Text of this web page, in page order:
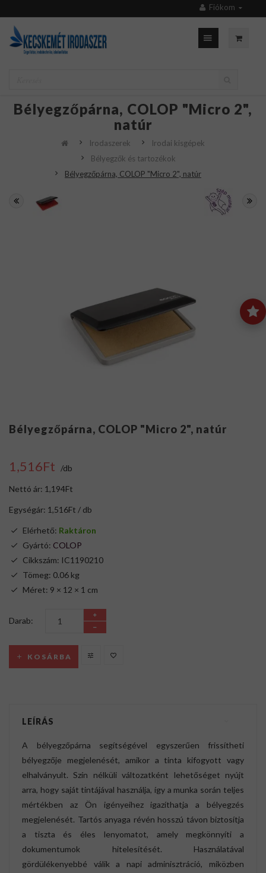
Fiókom
Bélyegzőpárna, COLOP "Micro 2",
natúr
Irodaszerek
Irodai kisgépek
Bélyegzők és tartozékok
Bélyegzőpárna, COLOP "Micro 2", natúr
Bélyegzőpárna, COLOP "Micro 2", natúr
1,516Ft /db
Nettó ár: 1,194Ft
Egységár: 1,516Ft / db
Elérhető: Raktáron
Gyártó: COLOP
Cikkszám: IC1190210
Tömeg: 0.06 kg
Méret: 9 × 12 × 1 cm
Darab:
KOSÁRBA
LEÍRÁS
A bélyegzőpárna segítségével egyszerűen frissítheti
bélyegzője megjelenését, amikor a tinta kifogyott vagy
elhalványult. Szín nélküli változatként lehetőséget nyújt
arra, hogy saját tintájával használja, így a munka során teljes
mértékben az Ön igényeihez igazíthatja a bélyegzés
megjelenését. Tartós anyaga révén hosszú távon biztosítja
a tiszta és éles lenyomatot, amely megkönnyíti a
dokumentumok hitelesítését. Használatával
gördülékenyebbé válik a napi adminisztráció, miközben